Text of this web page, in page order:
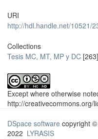
URI
http://hdl.handle.net/10521/
Collections
Tesis MC, MT, MP y DC [263]
Except where otherwise
http://creativecommons.org/
DSpace software copyright
2022 LYRASIS